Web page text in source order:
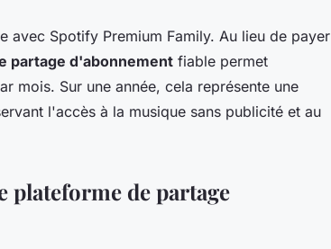
avec Spotify Premium Family. Au lieu de payer
partage d'abonnement fiable permet
mois. Sur une année, cela représente une
l'accès à la musique sans publicité et au
plateforme de partage